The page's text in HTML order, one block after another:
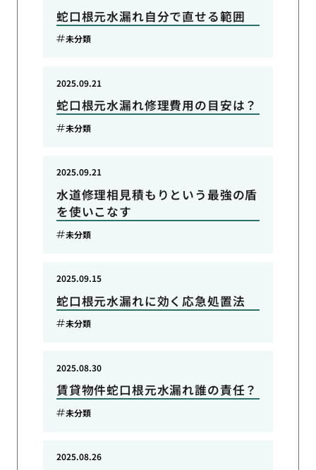
蛇口根元水漏れ自分で直せる範囲
未分類
蛇口根元水漏れ修理費用の目安は？
2025.09.21
未分類
水道修理相見積もりという最強の盾
を使いこなす
2025.09.21
未分類
蛇口根元水漏れに効く応急処置法
2025.09.15
未分類
賃貸物件蛇口根元水漏れ誰の責任？
2025.08.30
未分類
2025.08.26